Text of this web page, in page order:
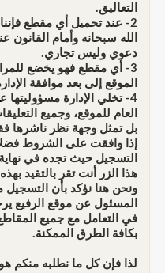
التعاليق.
2- عند تحميل أي مقطع
الله سبحانه وأمام القانون
دعوي وليس تجاري.
3- أي مقطع فهو يخضع
الموقع إلى بعد موافقة
4- تخلي الإدارة
العام للموقع، وجميع
بل تمثل وجهة نظر ناشرها
إذا وافقت على الشروط
التسجيل حيث تجده في
هذا الزر أنت تقر بالتقيد
ونحن هنا نؤكد بأن
المسئول عن موقع الرفيع
في التعامل مع جميع
بكافة الطرق الممكنة.
لذا فإن كل ما نطلبه منكم هو